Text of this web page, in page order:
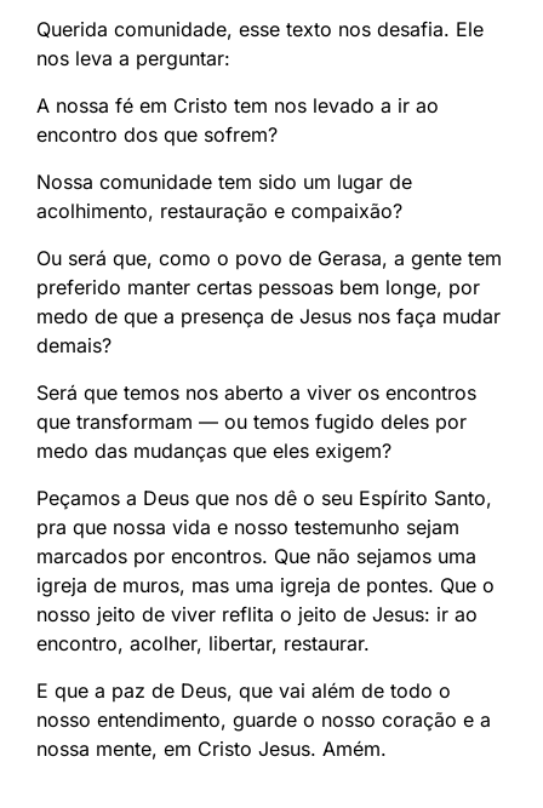
Querida comunidade, esse texto nos desafia. Ele
nos leva a perguntar:
A nossa fé em Cristo tem nos levado a ir ao
encontro dos que sofrem?
Nossa comunidade tem sido um lugar de
acolhimento, restauração e compaixão?
Ou será que, como o povo de Gerasa, a gente tem
preferido manter certas pessoas bem longe, por
medo de que a presença de Jesus nos faça mudar
demais?
Será que temos nos aberto a viver os encontros
que transformam — ou temos fugido deles por
medo das mudanças que eles exigem?
Peçamos a Deus que nos dê o seu Espírito Santo,
pra que nossa vida e nosso testemunho sejam
marcados por encontros. Que não sejamos uma
igreja de muros, mas uma igreja de pontes. Que o
nosso jeito de viver reflita o jeito de Jesus: ir ao
encontro, acolher, libertar, restaurar.
E que a paz de Deus, que vai além de todo o
nosso entendimento, guarde o nosso coração e a
nossa mente, em Cristo Jesus. Amém.